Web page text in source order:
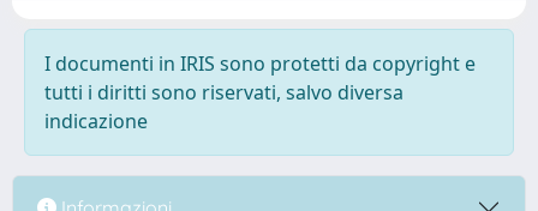
I documenti in IRIS sono protetti da copyright e
tutti i diritti sono riservati, salvo diversa
indicazione